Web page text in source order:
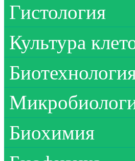
Гистология
Культура
Биохимия